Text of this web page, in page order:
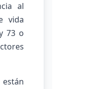
al
vida
73 o